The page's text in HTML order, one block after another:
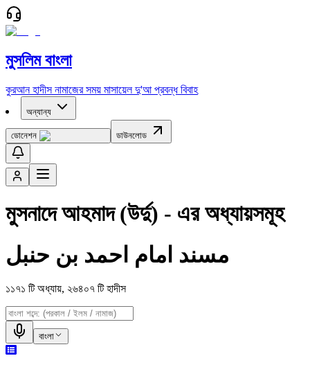
মুসলিম বাংলা
কুরআন হাদীস নামাজের সময় মাসায়েল দু'আ প্রবন্ধ বিবাহ
অন্যান্য
ডোনেশন ডাউনলোড
মুসনাদে আহমাদ (উর্দু) - এর অধ্যায়সমূহ
مسند امام احمد بن حنبل
১১৭১ টি অধ্যায়, ২৬৪০৭ টি হাদীস
বাংলা